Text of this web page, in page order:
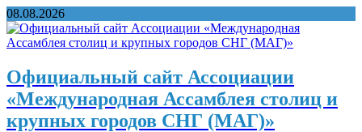
08.08.2026
Официальный сайт Ассоциации
«Международная Ассамблея столиц и
крупных городов СНГ (МАГ)»